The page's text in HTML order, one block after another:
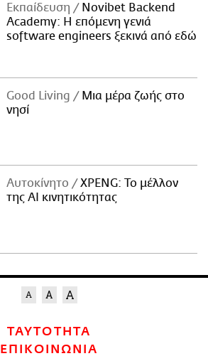
Εκπαίδευση
Novibet Backend
Academy: Η επόμενη γενιά
software engineers ξεκινά από εδώ
Good Living
Μια μέρα ζωής στο
νησί
Αυτοκίνητο
XPENG: Το μέλλον
της AI κινητικότητας
ΤΑΥΤΟΤΗΤΑ
ΕΠΙΚΟΙΝΩΝΙΑ